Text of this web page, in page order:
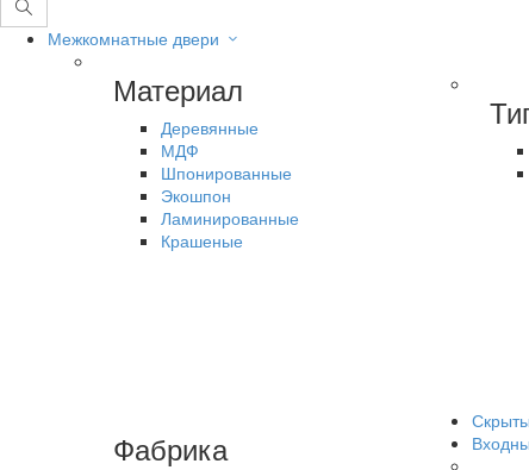
Межкомнатные двери
Материал
Деревянные
МДФ
Шпонированные
Экошпон
Ламинированные
Крашеные
Фабрика